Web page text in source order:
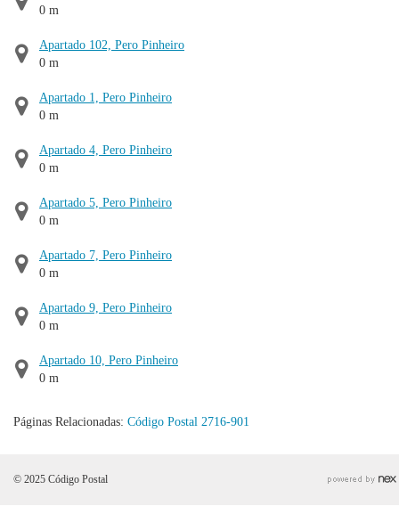
0 m
Apartado 102, Pero Pinheiro
0 m
Apartado 1, Pero Pinheiro
0 m
Apartado 4, Pero Pinheiro
0 m
Apartado 5, Pero Pinheiro
0 m
Apartado 7, Pero Pinheiro
0 m
Apartado 9, Pero Pinheiro
0 m
Apartado 10, Pero Pinheiro
0 m
Páginas Relacionadas: Código Postal 2716-901
© 2025 Código Postal